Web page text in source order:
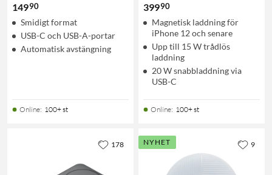
14990
Smidigt format
USB-C och USB-A-portar
Automatisk avstängning
Online: 100+ st
39990
Magnetisk laddning för
iPhone 12 och senare
Upp till 15 W trådlös
laddning
20 W snabbladdning via
USB-C
Online: 100+ st
178 NYHET 9